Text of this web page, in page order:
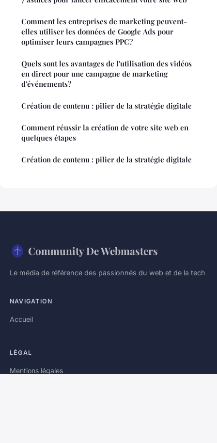
Comment les entreprises de marketing peuvent-
elles utiliser les données de Google Ads pour
optimiser leurs campagnes PPC?
Quels sont les avantages de l'utilisation des vidéos
en direct pour une campagne de marketing
d'événements?
Création de contenu : pilier de la stratégie digitale
Comment réussir la création de votre site web en
quelques étapes
Création de contenu : pilier de la stratégie digitale
Community De Webmasters
Le média de référence des passionnés du web et de la tech
NAVIGATION
Accueil
LÉGAL
Mentions légales